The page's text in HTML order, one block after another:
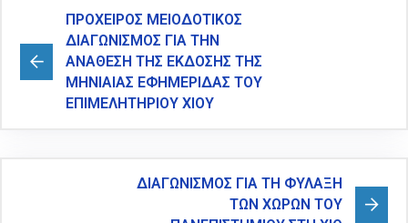
ΠΡΟΧΕΙΡΟΣ ΜΕΙΟΔΟΤΙΚΟΣ
ΔΙΑΓΩΝΙΣΜΟΣ ΓΙΑ ΤΗΝ
ΑΝΑΘΕΣΗ ΤΗΣ ΕΚΔΟΣΗΣ ΤΗΣ
ΜΗΝΙΑΙΑΣ ΕΦΗΜΕΡΙΔΑΣ ΤΟΥ
ΕΠΙΜΕΛΗΤΗΡΙΟΥ ΧΙΟΥ
ΔΙΑΓΩΝΙΣΜΟΣ ΓΙΑ ΤΗ ΦΥΛΑΞΗ
ΤΩΝ ΧΩΡΩΝ ΤΟΥ